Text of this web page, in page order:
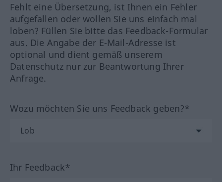
Fehlt eine Übersetzung, ist Ihnen ein Fehler
aufgefallen oder wollen Sie uns einfach mal
loben? Füllen Sie bitte das Feedback-Formular
aus. Die Angabe der E-Mail-Adresse ist
optional und dient gemäß unserem
Datenschutz nur zur Beantwortung Ihrer
Anfrage.
Wozu möchten Sie uns Feedback geben?*
Ihr Feedback*